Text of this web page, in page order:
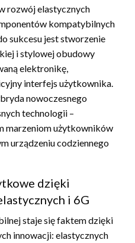
rozwój elastycznych
kompatybilnych
sukcesu jest stworzenie
i stylowej obudowy
elektronikę,
interfejs użytkownika.
nowoczesnego
technologii –
marzeniom użytkowników
urządzeniu codziennego
dzięki
i 6G
staje się faktem dzięki
innowacji: elastycznych